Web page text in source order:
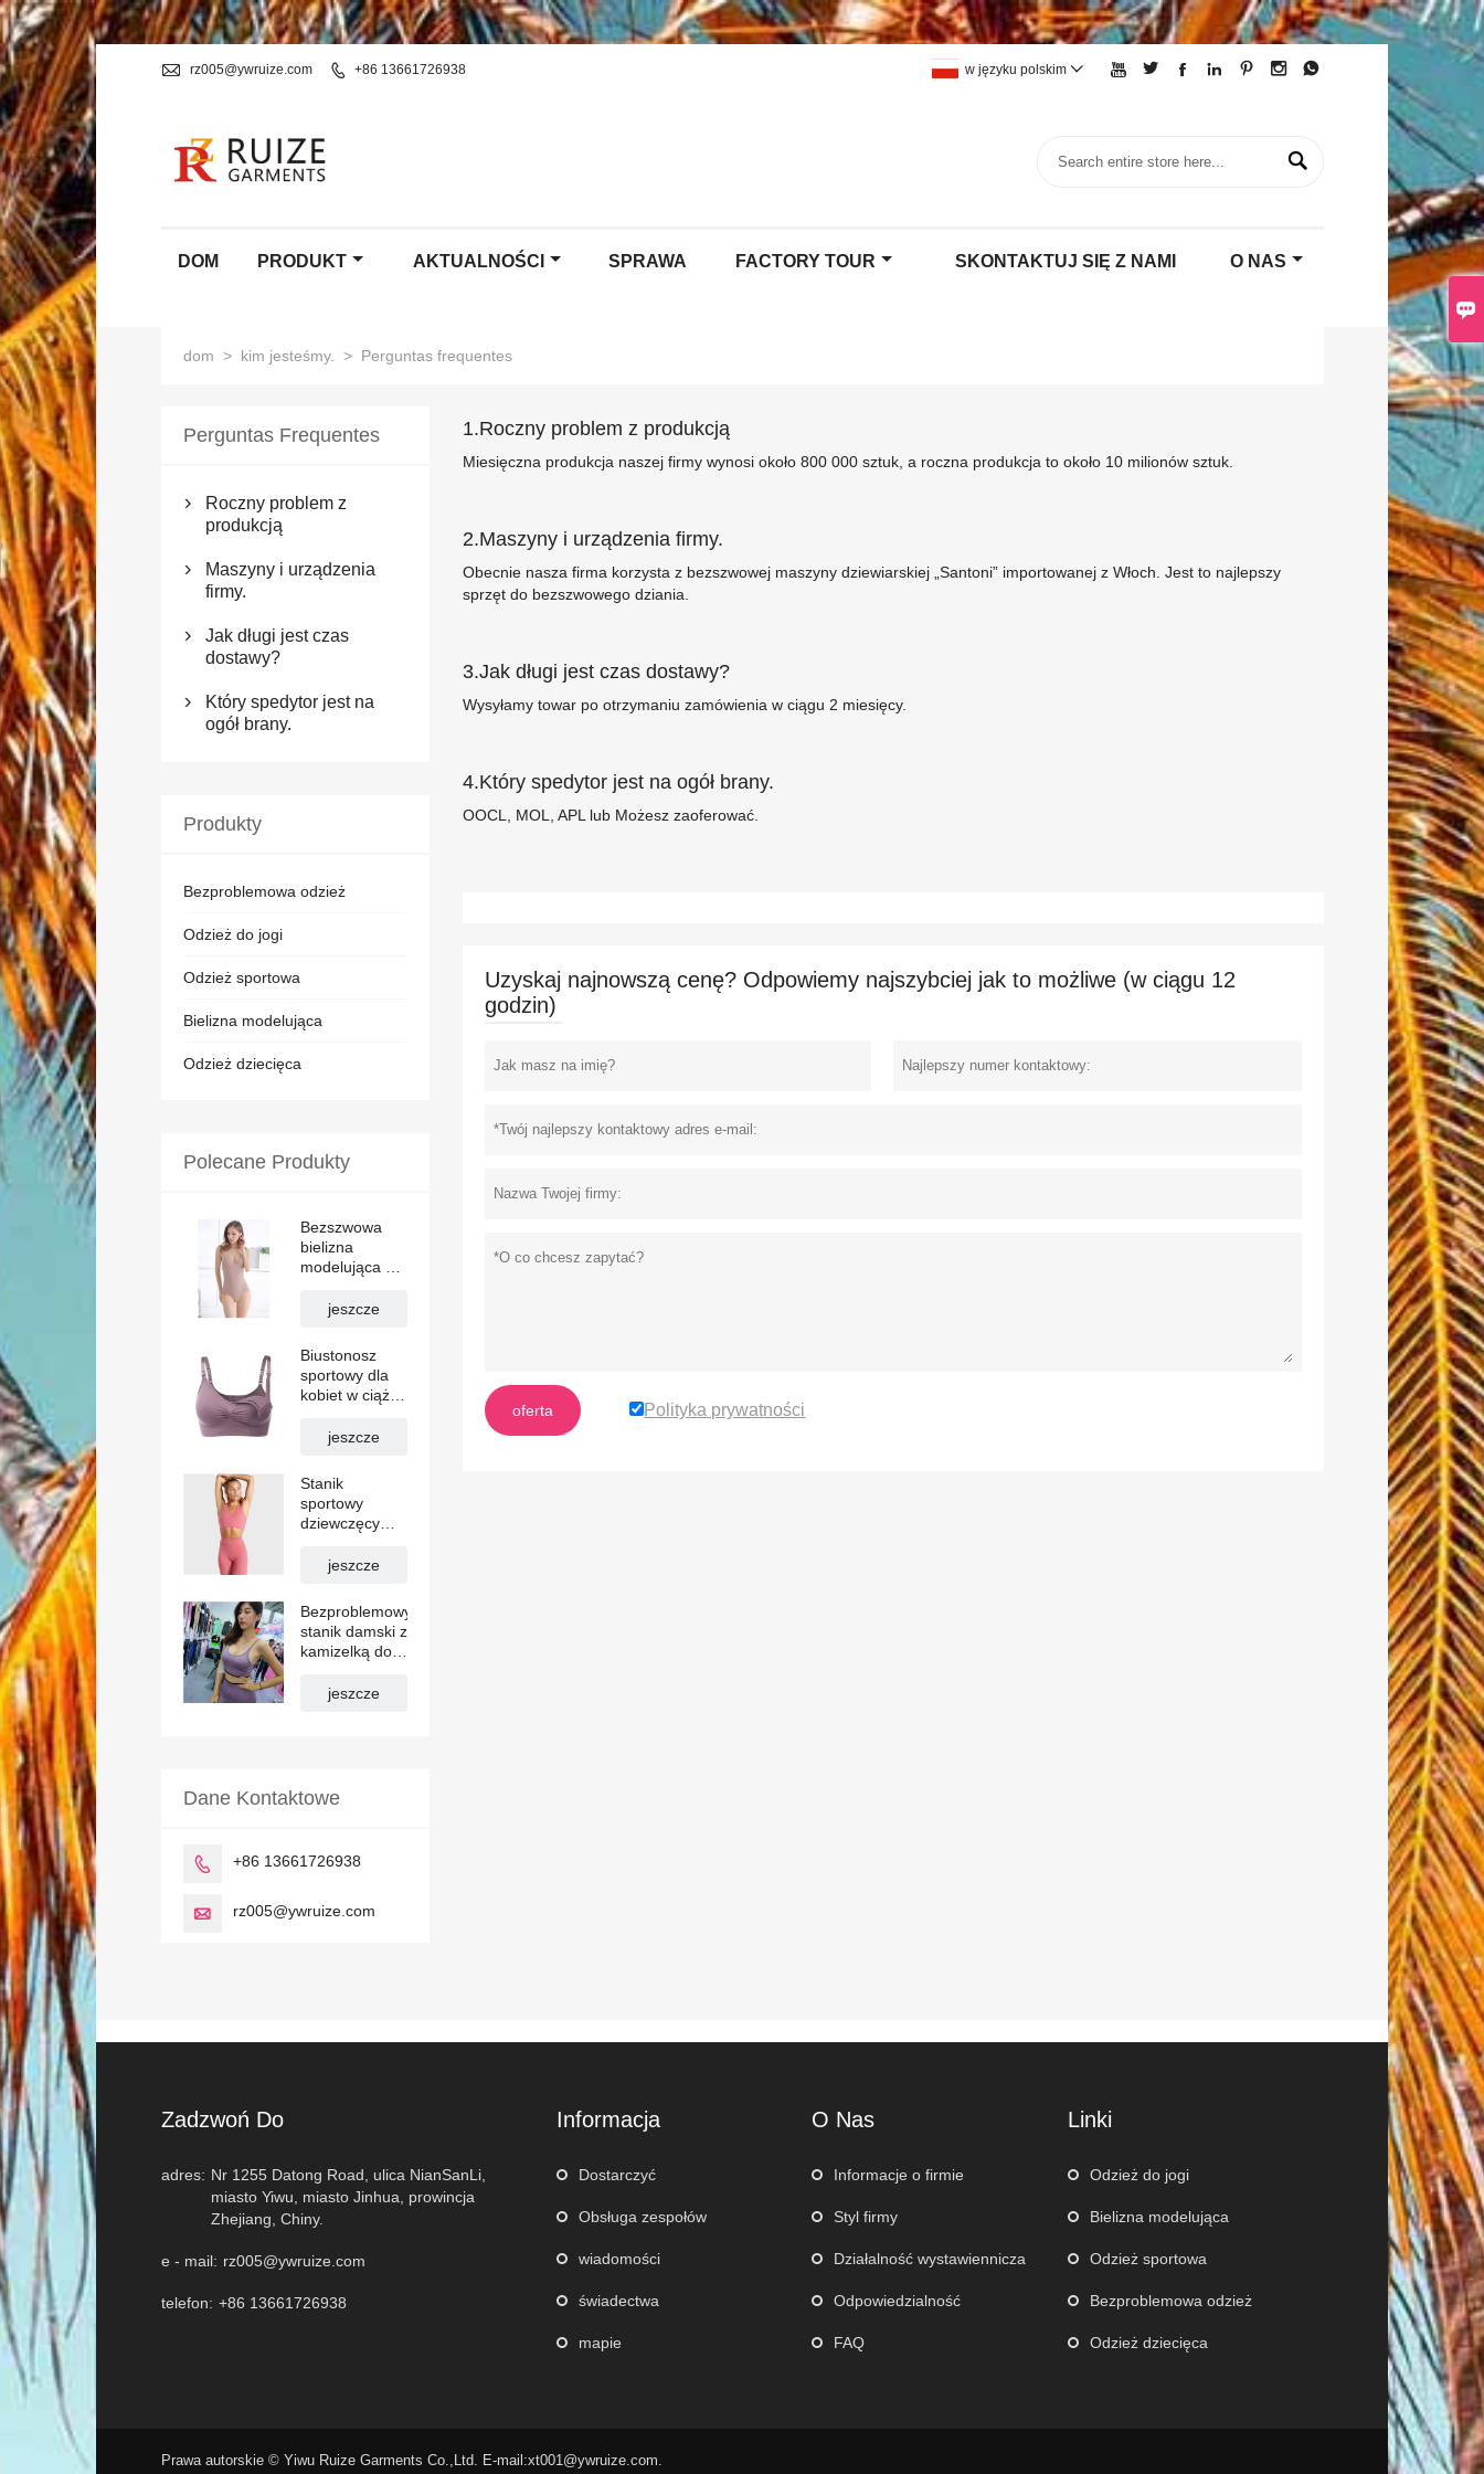

 rz005@ywruize.com  +86 13661726938       
w języku polskim 

DOM PRODUKT AKTUALNOŚCI SPRAWA FACTORY TOUR SKONTAKTUJ SIĘ Z NAMI O NAS
dom > kim jesteśmy. > Perguntas frequentes
1.Roczny problem z produkcją
Miesięczna produkcja naszej firmy wynosi około 800 000 sztuk, a roczna produkcja to około 10 milionów sztuk.
2.Maszyny i urządzenia firmy.
Obecnie nasza firma korzysta z bezszwowej maszyny dziewiarskiej „Santoni” importowanej z Włoch. Jest to najlepszy
sprzęt do bezszwowego dziania.
3.Jak długi jest czas dostawy?
Wysyłamy towar po otrzymaniu zamówienia w ciągu 2 miesięcy.
4.Który spedytor jest na ogół brany.
OOCL, MOL, APL lub Możesz zaoferować.
Uzyskaj najnowszą cenę? Odpowiemy najszybciej jak to możliwe (w ciągu 12
godzin)
oferta Polityka prywatności
Perguntas Frequentes

Roczny problem z
produkcją

Maszyny i urządzenia
firmy.

Jak długi jest czas
dostawy?

Który spedytor jest na
ogół brany.
Produkty
Bezproblemowa odzież
Odzież do jogi
Odzież sportowa
Bielizna modelująca
Odzież dziecięca
Polecane Produkty
Bezszwowa
bielizna
modelująca z
brzucha i
jeszcze
Biustonosz
sportowy dla
kobiet w ciąży
rozmiarach
jeszcze
Stanik
sportowy
dziewczęcy
Solojeszcze
Bezproblemowy
stanik damski z
kamizelką do
jeszcze
Dane Kontaktowe
 +86 13661726938
 rz005@ywruize.com
Zadzwoń Do
adres: Nr 1255 Datong Road, ulica NianSanLi,
miasto Yiwu, miasto Jinhua, prowincja
Zhejiang, Chiny.
e - mail: rz005@ywruize.com
telefon: +86 13661726938
Informacja
Dostarczyć
Obsługa zespołów
wiadomości
świadectwa
mapie
O Nas
Informacje o firmie
Styl firmy
Działalność wystawiennicza
Odpowiedzialność
FAQ
Linki
Odzież do jogi
Bielizna modelująca
Odzież sportowa
Bezproblemowa odzież
Odzież dziecięca
Prawa autorskie © Yiwu Ruize Garments Co.,Ltd. E-mail:xt001@ywruize.com.
